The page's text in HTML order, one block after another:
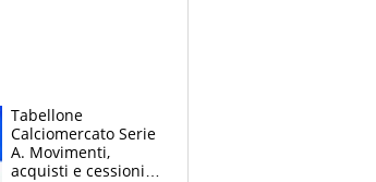
Tabellone
Calciomercato Serie
A. Movimenti,
acquisti e cessioni: